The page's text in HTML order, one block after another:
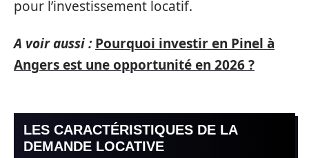
pour l’investissement locatif.
A voir aussi : Pourquoi investir en Pinel à
Angers est une opportunité en 2026 ?
LES CARACTÉRISTIQUES DE LA
DEMANDE LOCATIVE